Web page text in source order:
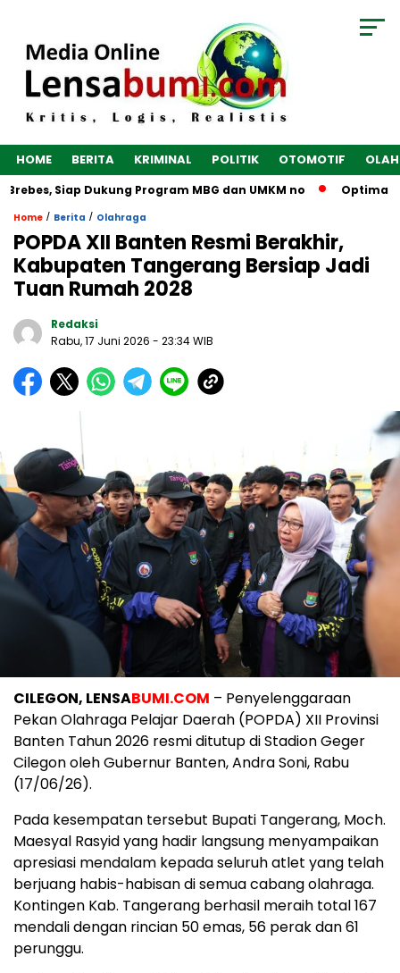
HOME BERITA KRIMINAL POLITIK OTOMOTIF
Siap Dukung Program MBG dan UMKM no Optimalkan
Home / Berita / Olahraga
POPDA XII Banten Resmi Berakhir,
Kabupaten Tangerang Bersiap Jadi
Tuan Rumah 2028
Redaksi
Rabu, 17 Juni 2026 - 23:34 WIB
CILEGON, LENSABUMI.COM – Penyelenggaraan
Pekan Olahraga Pelajar Daerah (POPDA) XII Provinsi
Banten Tahun 2026 resmi ditutup di Stadion Geger
Cilegon oleh Gubernur Banten, Andra Soni, Rabu
(17/06/26).
Pada kesempatan tersebut Bupati Tangerang, Moch.
Maesyal Rasyid yang hadir langsung menyampaikan
apresiasi mendalam kepada seluruh atlet yang telah
berjuang habis-habisan di semua cabang olahraga.
Kontingen Kab. Tangerang berhasil meraih total 167
mendali dengan rincian 50 emas, 56 perak dan 61
perunggu.